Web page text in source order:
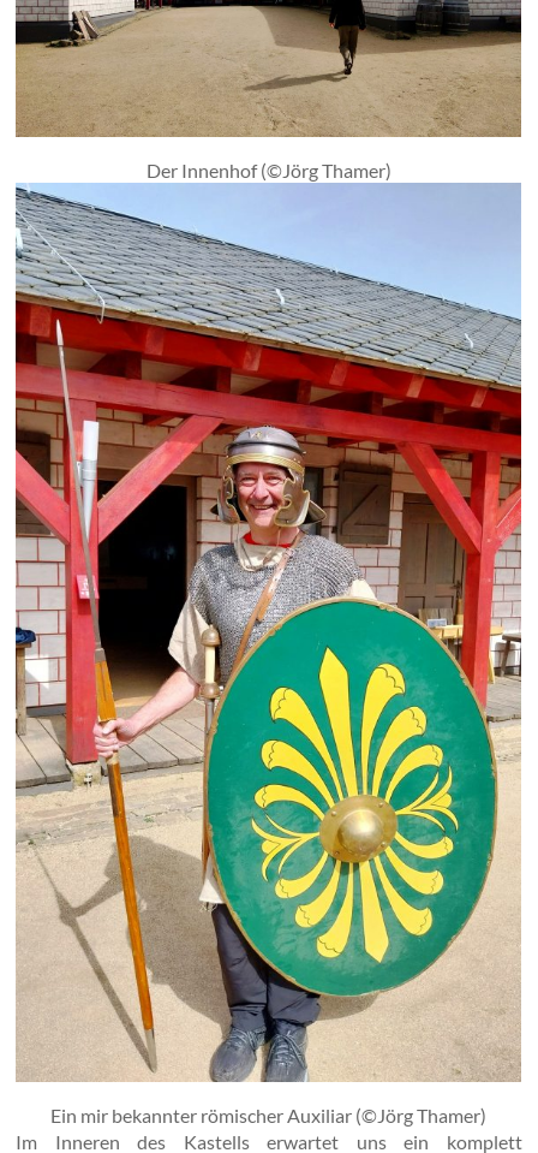
Der Innenhof (©Jörg Thamer)
Ein mir bekannter römischer Auxiliar (©Jörg Thamer)
Im Inneren des Kastells erwartet uns ein komplett